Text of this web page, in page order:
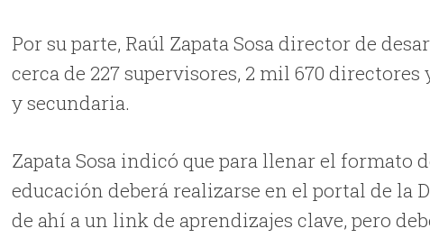
Por su parte, Raúl Zapata Sosa director de
cerca de 227 supervisores, 2 mil 670
y secundaria.
Zapata Sosa indicó que para llenar el formato
educación deberá realizarse en el portal de la
de ahí a un link de aprendizajes clave, pero